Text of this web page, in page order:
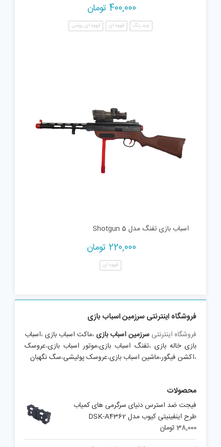
400,000 تومان
چند رنگ قهوه ای قهوه ای روشن
اسباب بازی تفنگ مدل Shotgun 5
220,000 تومان
قهوه ای
فروشگاه اینترنتی سرزمین اسباب بازی
فروشگاه اینترنتی سرزمین اسباب بازی،ماکت اسباب بازی،اسباب
بازی خاله بازی ،تفنگ اسباب بازی،موتور اسباب بازی،عروسک
،اکشن فیگور،ماشین اسباب بازی،عروسک پولیشی،سگ نگهبان
محصولات
فیجت ضد استرس دنیای سرگرمی های کمیاب
طرح اینفینیتی کیوب مدل DSK-A4362
38,000تومان